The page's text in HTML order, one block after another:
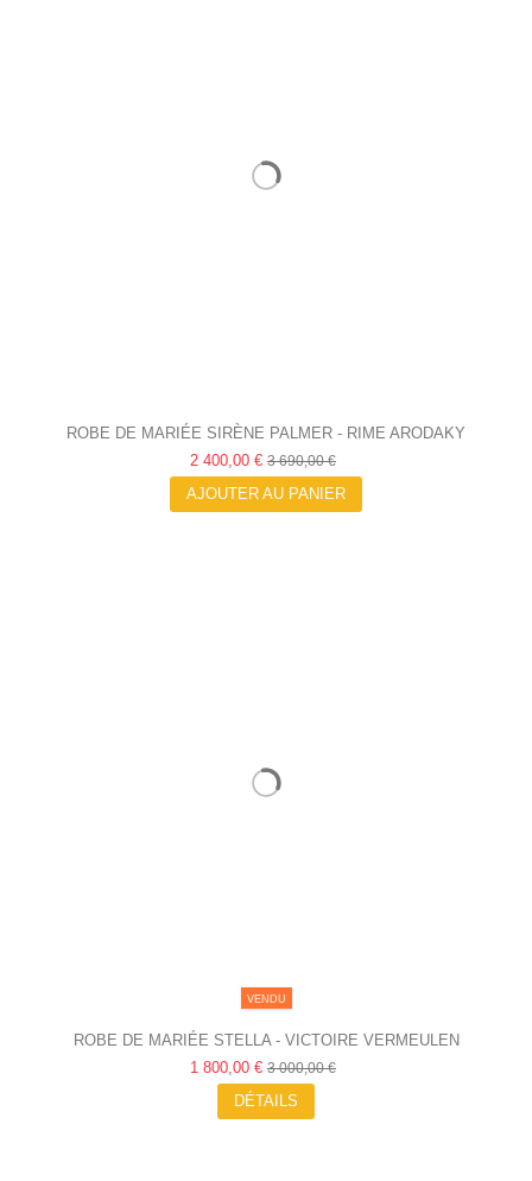
ROBE DE MARIÉE SIRÈNE PALMER - RIME ARODAKY
2 400,00 € 3 690,00 €
AJOUTER AU PANIER
VENDU
ROBE DE MARIÉE STELLA - VICTOIRE VERMEULEN
1 800,00 € 3 000,00 €
DÉTAILS